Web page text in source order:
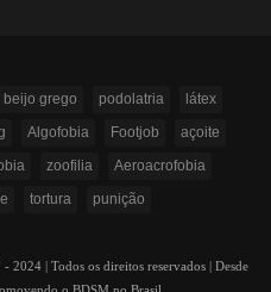
beijo grego podolatria
látex
Algofobia Footjob
açoite
zoofilia
Aeroacrofobia
tortura punição
| Todos os direitos reservados | Desde